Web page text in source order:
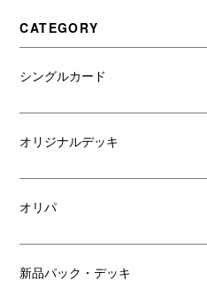
CATEGORY
シングルカード
オリジナルデッキ
オリパ
新品パック・デッキ